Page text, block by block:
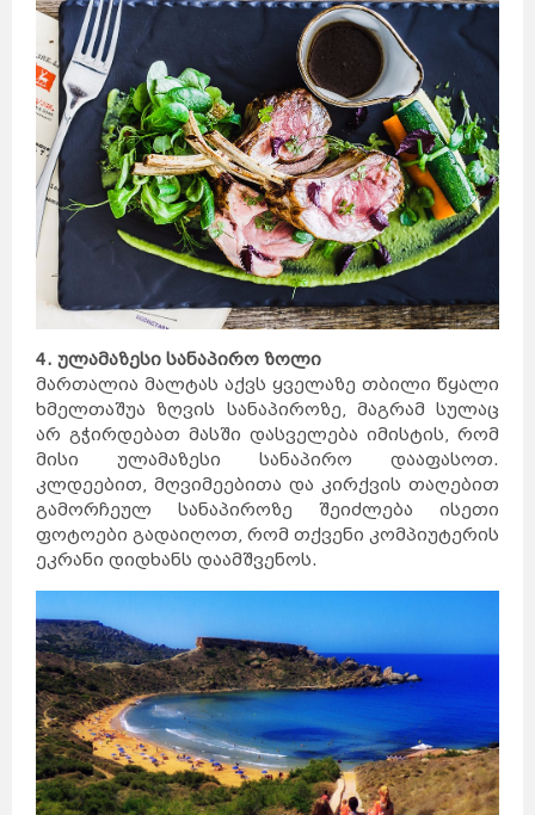
4. ულამაზესი სანაპირო ზოლი
მართალია მალტას აქვს ყველაზე თბილი წყალი
ხმელთაშუა ზღვის სანაპიროზე, მაგრამ სულაც
არ გჭირდებათ მასში დასველება იმისტის, რომ
მისი ულამაზესი სანაპირო დააფასოთ.
კლდეებით, მღვიმეებითა და კირქვის თაღებით
გამორჩეულ სანაპიროზე შეიძლება ისეთი
ფოტოები გადაიღოთ, რომ თქვენი კომპიუტერის
ეკრანი დიდხანს დაამშვენოს.